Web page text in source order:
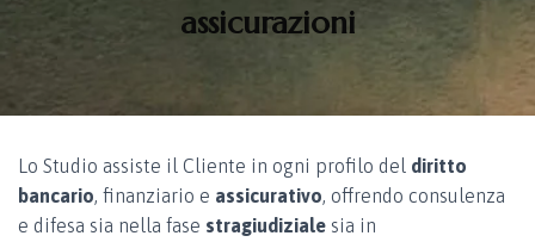
assicurazioni
Lo Studio assiste il Cliente in ogni profilo del
diritto
bancario, finanziario e assicurativo, offrendo consulenza
e difesa sia nella fase stragiudiziale sia in